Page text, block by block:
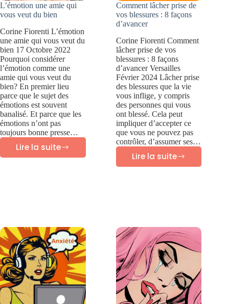
L’émotion une amie qui
vous veut du bien
Corine Fiorenti L’émotion
une amie qui vous veut du
bien 17 Octobre 2022
Pourquoi considérer
l’émotion comme une
amie qui vous veut du
bien? En premier lieu
parce que le sujet des
émotions est souvent
banalisé. Et parce que les
émotions n’ont pas
toujours bonne presse…
Lire la suite
veut
du
bien
Comment lâcher prise de
vos blessures : 8 façons
d’avancer
Corine Fiorenti Comment
lâcher prise de vos
blessures : 8 façons
d’avancer Versailles
Février 2024 Lâcher prise
des blessures que la vie
vous inflige, y compris
des personnes qui vous
ont blessé. Cela peut
impliquer d’accepter ce
que vous ne pouvez pas
contrôler, d’assumer ses…
Lire la suite
blessures
:
8
façons
d’avancer